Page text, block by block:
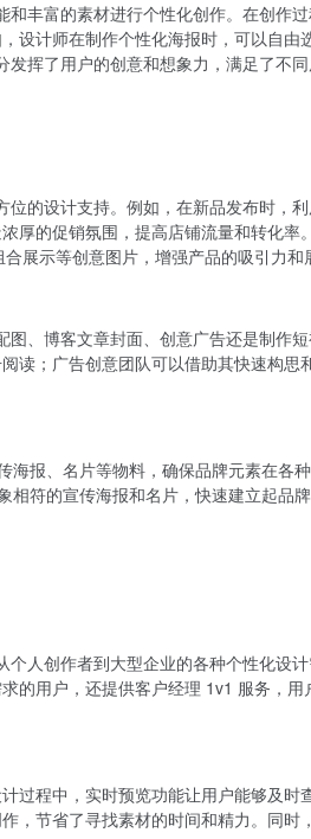
丰富的素材进行个性化创作。在创作
设计师在制作个性化海报时，可以自由
挥了用户的创意和想象力，满足了不同
的设计支持。例如，在新品发布时，
厚的促销氛围，提高店铺流量和转化率
展示等创意图片，增强产品的吸引力和
、博客文章封面、创意广告还是制作
读；广告创意团队可以借助其快速构思
报、名片等物料，确保品牌元素在各
符的宣传海报和名片，快速建立起品
人创作者到大型企业的各种个性化设
的用户，还提供客户经理 1v1 服务，
过程中，实时预览功能让用户能够及时
，节省了寻找素材的时间和精力。同时